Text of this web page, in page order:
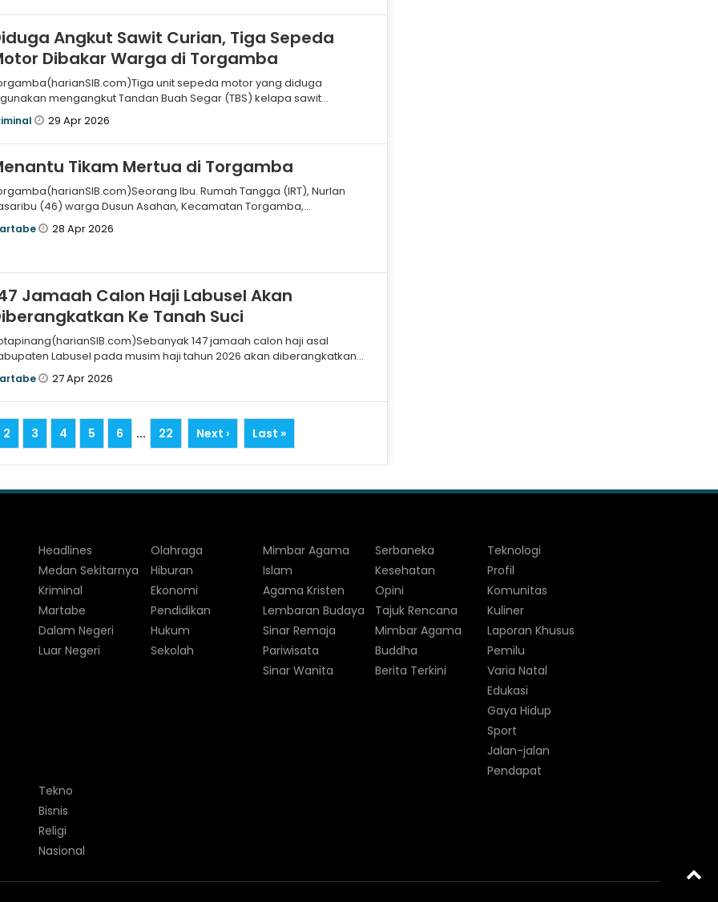
Angkut Sawit Curian, Tiga Sepeda
Dibakar Warga di Torgamba
unit sepeda motor yang diduga
mengangkut Tandan Buah Segar (TBS) kelapa sawit
warga di Afdelin
29 Apr 2026
Tikam Mertua di Torgamba
Ibu. Rumah Tangga (IRT), Nurlan
(46) warga Dusun Asahan, Kecamatan Torgamba,
Labusel,
28 Apr 2026
Jamaah Calon Haji Labusel Akan
Ke Tanah Suci
147 jamaah calon haji asal
Labusel pada musim haji tahun 2026 akan diberangkatkan
Tanah Suci27 Apr 2026
2 3 4 5 6 ... 22 Next › Last »
Headlines
Medan Sekitarnya
Kriminal
Martabe
Dalam Negeri
Luar Negeri
Olahraga
Hiburan
Ekonomi
Pendidikan
Hukum
Sekolah
Mimbar Agama
Islam
Agama Kristen
Lembaran Budaya
Sinar Remaja
Pariwisata
Sinar Wanita
Serbaneka
Kesehatan
Opini
Tajuk Rencana
Mimbar Agama
Buddha
Berita Terkini
Teknologi
Profil
Komunitas
Kuliner
Laporan Khusus
Pemilu
Varia Natal
Edukasi
Gaya Hidup
Sport
Jalan-jalan
Pendapat
Tekno
Bisnis
Religi
Nasional